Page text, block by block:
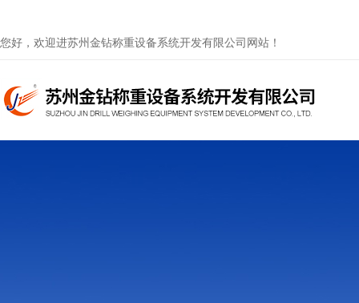
您好，欢迎进苏州金钻称重设备系统开发有限公司网站！